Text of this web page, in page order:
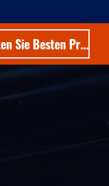
Erhalten Sie Besten Preis